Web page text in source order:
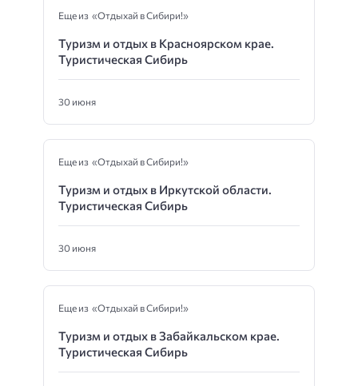
Еще из «Отдыхай в Сибири!»
Туризм и отдых в Красноярском крае.
Туристическая Сибирь
30 июня
Еще из «Отдыхай в Сибири!»
Туризм и отдых в Иркутской области.
Туристическая Сибирь
30 июня
Еще из «Отдыхай в Сибири!»
Туризм и отдых в Забайкальском крае.
Туристическая Сибирь